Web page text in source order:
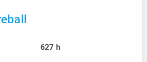
627 h